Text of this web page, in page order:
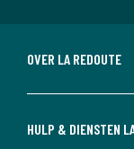
OVER LA REDOUTE
HULP & DIENSTEN